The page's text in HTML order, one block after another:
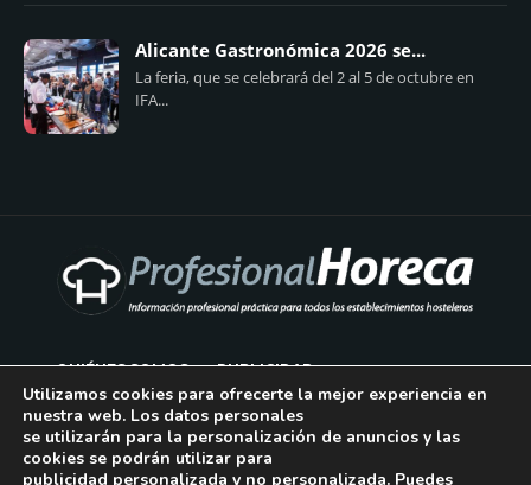
Alicante Gastronómica 2026 se...
La feria, que se celebrará del 2 al 5 de octubre en
IFA...
QUIÉNES SOMOS PUBLICIDAD
AVISO LEGAL
POLÍTICA DE COOKIES
Utilizamos cookies para ofrecerte la mejor experiencia en
nuestra web. Los datos personales
se utilizarán para la personalización de anuncios y las
cookies se podrán utilizar para
publicidad personalizada y no personalizada. Puedes